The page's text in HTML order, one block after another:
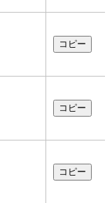
コピー
コピー
コピー